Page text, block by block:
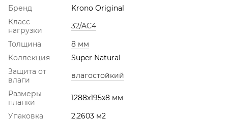
Бренд
Krono Original
Класс
нагрузки
32/AC4
Толщина
8 мм
Коллекция
Super Natural
Защита от
влаги
влагостойкий
Размеры
планки
1288х195х8 мм
Упаковка
2,2603 м2